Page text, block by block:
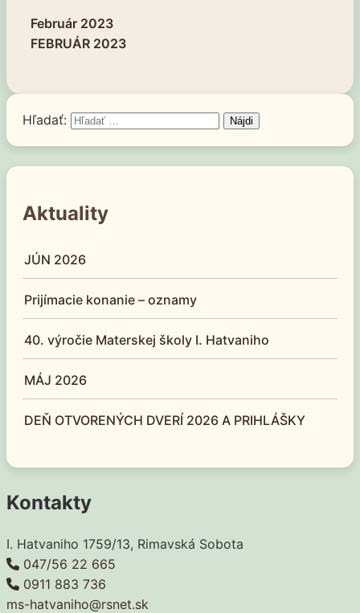
Február 2023
FEBRUÁR 2023
Hľadať:
Aktuality
JÚN 2026
Prijímacie konanie – oznamy
40. výročie Materskej školy I. Hatvaniho
MÁJ 2026
DEŇ OTVORENÝCH DVERÍ 2026 A PRIHLÁŠKY
Kontakty
I. Hatvaniho 1759/13, Rimavská Sobota
047/56 22 665
0911 883 736
ms-hatvaniho@rsnet.sk